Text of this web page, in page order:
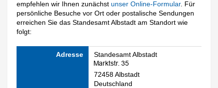
empfehlen wir Ihnen zunächstunser Online-Formular. Für
persönliche Besuche vor Ort oder postalische Sendungen
erreichen Sie das Standesamt Albstadt am Standort wie
folgt:
Adresse Standesamt Albstadt
72458 Albstadt
Deutschland